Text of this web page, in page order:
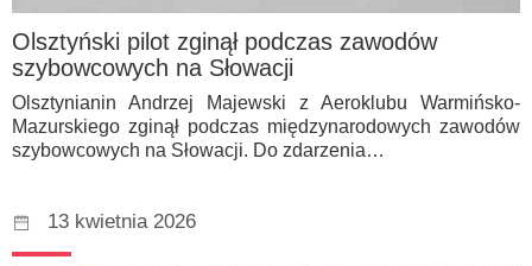
Olsztyński pilot zginął podczas zawodów
szybowcowych na Słowacji
Olsztynianin Andrzej Majewski z Aeroklubu Warmińsko-
Mazurskiego zginął podczas międzynarodowych zawodów
szybowcowych na Słowacji. Do zdarzenia…
13 kwietnia 2026